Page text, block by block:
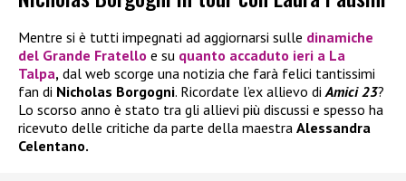
Mentre si è tutti impegnati ad aggiornarsi sulle dinamiche
del Grande Fratello e su quanto accaduto ieri a La
Talpa, dal web scorge una notizia che farà felici tantissimi
fan di Nicholas Borgogni. Ricordate l’ex allievo diAmici 23?
Lo scorso anno è stato tra gli allievi più discussi e spesso ha
ricevuto delle critiche da parte della maestra Alessandra
Celentano.